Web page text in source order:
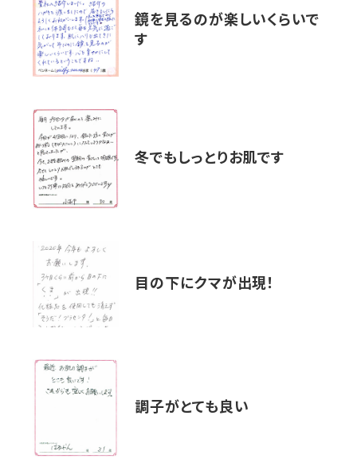
鏡を見るのが楽しいくらいで
す
冬でもしっとりお肌です
目の下にクマが出現！
調子がとても良い